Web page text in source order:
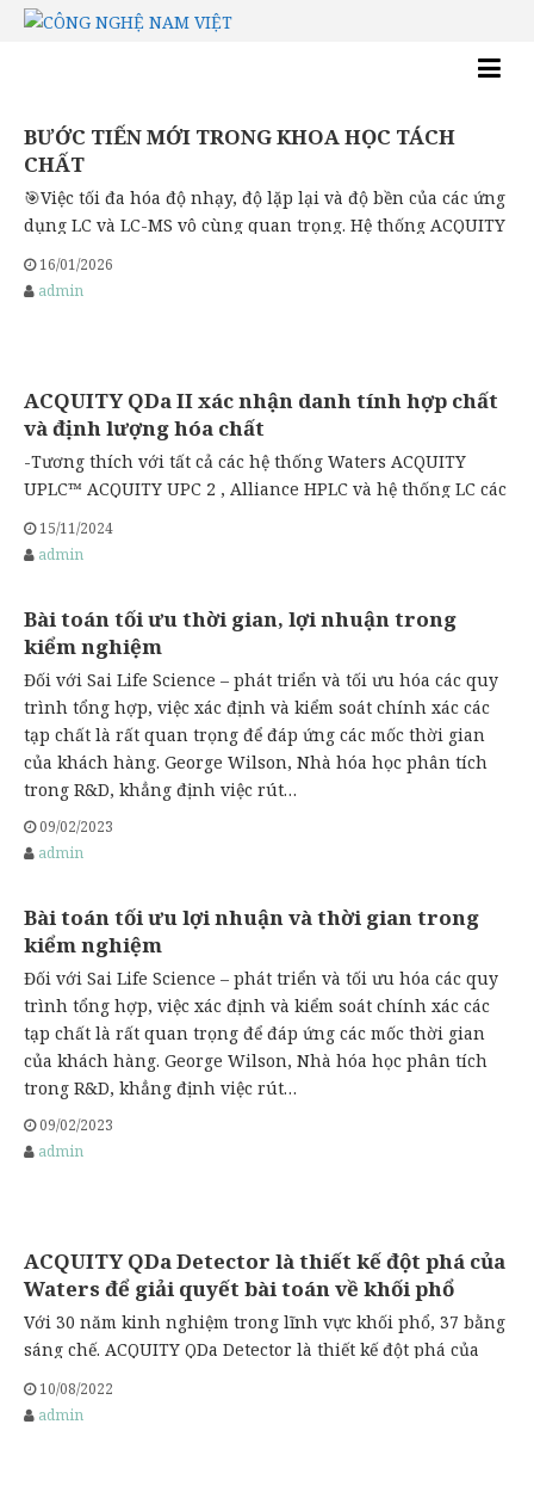
BƯỚC TIẾN MỚI TRONG KHOA HỌC TÁCH
CHẤT
🎯Việc tối đa hóa độ nhạy, độ lặp lại và độ bền của các ứng
dụng LC và LC-MS vô cùng quan trọng. Hệ thống ACQUITY
hiệu năng cao, bao gồm các hệ thống ACQUITY UPLC H-
16/01/2026
admin
ACQUITY QDa II xác nhận danh tính hợp chất
và định lượng hóa chất
-Tương thích với tất cả các hệ thống Waters ACQUITY
UPLC™ ACQUITY UPC 2 , Alliance HPLC và hệ thống LC các
hoặc FLR. Hoạt động tuân thủ trong Hệ thống dữ liệu sắc
15/11/2024
admin
Bài toán tối ưu thời gian, lợi nhuận trong
kiểm nghiệm
Đối với Sai Life Science – phát triển và tối ưu hóa các quy
trình tổng hợp, việc xác định và kiểm soát chính xác các
tạp chất là rất quan trọng để đáp ứng các mốc thời gian
của khách hàng. George Wilson, Nhà hóa học phân tích
trong R&D, khẳng định việc rút…
09/02/2023
admin
Bài toán tối ưu lợi nhuận và thời gian trong
kiểm nghiệm
Đối với Sai Life Science – phát triển và tối ưu hóa các quy
trình tổng hợp, việc xác định và kiểm soát chính xác các
tạp chất là rất quan trọng để đáp ứng các mốc thời gian
của khách hàng. George Wilson, Nhà hóa học phân tích
trong R&D, khẳng định việc rút…
09/02/2023
admin
ACQUITY QDa Detector là thiết kế đột phá của
Waters để giải quyết bài toán về khối phổ
Với 30 năm kinh nghiệm trong lĩnh vực khối phổ, 37 bằng
sáng chế. ACQUITY QDa Detector là thiết kế đột phá của
sử dụng đơn giản, tiện lợi, tiết kiệm chi phí, hiệu suất và
10/08/2022
admin